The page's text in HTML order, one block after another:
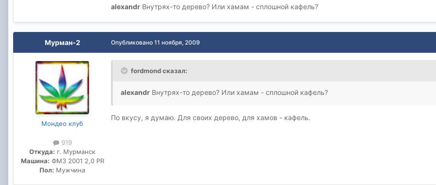
alexandr Внутрях-то дерево? Или хамам - сплошной кафель?
Мурман-2
Мондео клуб
919
Откуда: г. Мурманск
Машина: ФМ3 2001 2,0 PR
Пол: Мужчина
Опубликовано 11 ноября, 2009
fordmond сказал:
alexandr Внутрях-то дерево? Или хамам - сплошной кафель?
По вкусу, я думаю. Для своих дерево, для хамов - кафель.